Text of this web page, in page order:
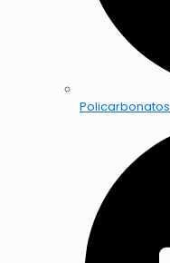
Policarbonatos